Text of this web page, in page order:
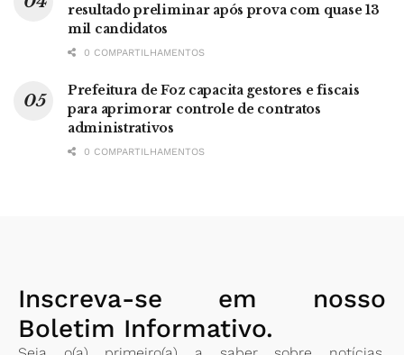
resultado preliminar após prova com quase 13
mil candidatos
0 COMPARTILHAMENTOS
Prefeitura de Foz capacita gestores e fiscais
para aprimorar controle de contratos
administrativos
0 COMPARTILHAMENTOS
Inscreva-se em nosso
Boletim Informativo.